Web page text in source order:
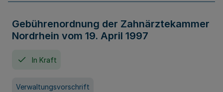
Gebührenordnung der Zahnärztekammer
Nordrhein vom 19. April 1997
In Kraft
Verwaltungsvorschrift